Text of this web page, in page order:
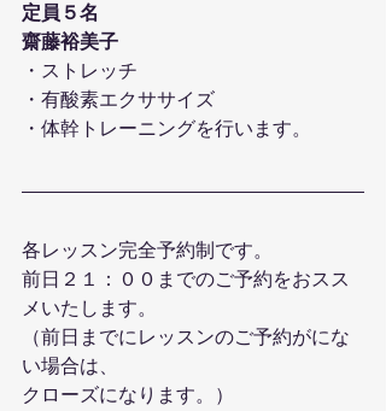
定員５名
齋藤裕美子
・ストレッチ
・有酸素エクササイズ
・体幹トレーニングを行います。
各レッスン完全予約制です。
前日２１：００までのご予約をおスス
メいたします。
（前日までにレッスンのご予約がにな
い場合は、
クローズになります。）